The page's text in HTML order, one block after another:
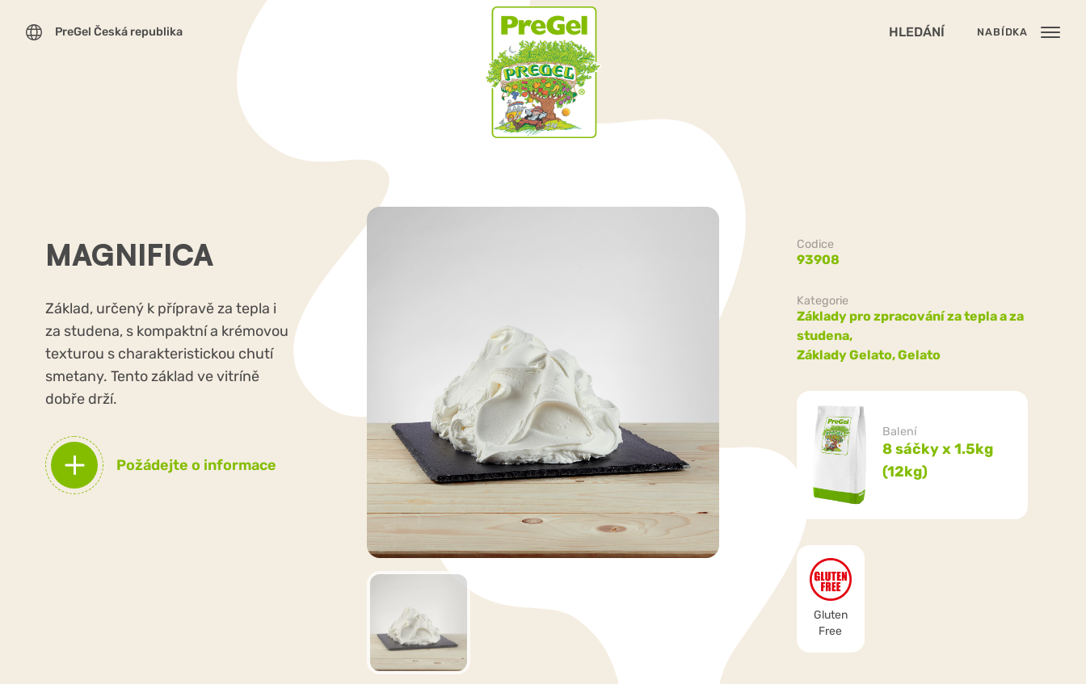
PreGel Česká republika HLEDÁNÍ NABÍDKA
MAGNIFICA
Základ, určený k přípravě za tepla i
za studena, s kompaktní a krémovou
texturou s charakteristickou chutí
smetany. Tento základ ve vitríně
dobře drží.
Požádejte o informace
Codice
93908
Kategorie
Základy pro zpracování za tepla a za
studena,
Základy Gelato,Gelato
Balení
8 sáčky x 1.5kg
(12kg)
Gluten
Free